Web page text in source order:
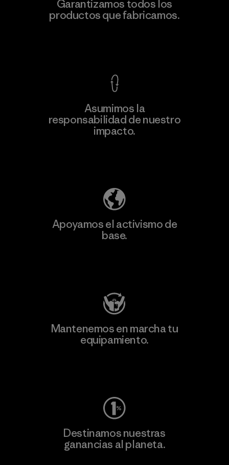
información
Company
Garantizamos todos los
productos que fabricamos.
Asumimos la
responsabilidad de nuestro
impacto.
Apoyamos el activismo de
base.
Mantenemos en marcha tu
equipamiento.
Destinamos nuestras
ganancias al planeta.